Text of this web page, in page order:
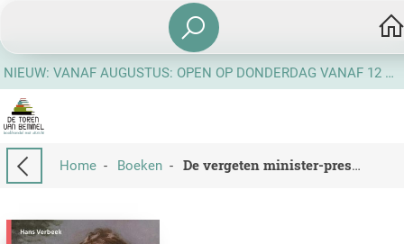
NIEUW: VANAF AUGUSTUS: OPEN OP DONDERDAG VANAF 12 UUR
Home- Boeken- De vergeten minister-president